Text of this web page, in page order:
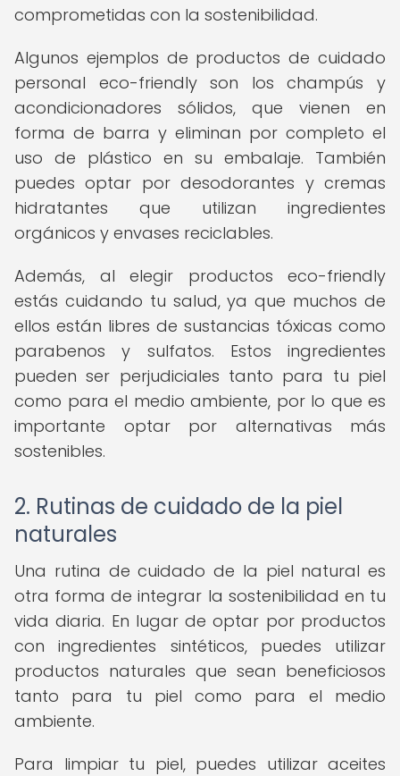
comprometidas con la sostenibilidad.
Algunos ejemplos de productos de cuidado
personal eco-friendly son los champús y
acondicionadores sólidos, que vienen en
forma de barra y eliminan por completo el
uso de plástico en su embalaje. También
puedes optar por desodorantes y cremas
hidratantes que utilizan ingredientes
orgánicos y envases reciclables.
Además, al elegir productos eco-friendly
estás cuidando tu salud, ya que muchos de
ellos están libres de sustancias tóxicas como
parabenos y sulfatos. Estos ingredientes
pueden ser perjudiciales tanto para tu piel
como para el medio ambiente, por lo que es
importante optar por alternativas más
sostenibles.
2. Rutinas de cuidado de la piel
naturales
Una rutina de cuidado de la piel natural es
otra forma de integrar la sostenibilidad en tu
vida diaria. En lugar de optar por productos
con ingredientes sintéticos, puedes utilizar
productos naturales que sean beneficiosos
tanto para tu piel como para el medio
ambiente.
Para limpiar tu piel, puedes utilizar aceites